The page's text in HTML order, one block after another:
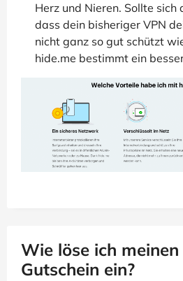
Herz und Nieren. Sollte sich
dass dein bisheriger VPN
nicht ganz so gut schützt
hide.me bestimmt ein
Wie löse ich
Gutschein ein?